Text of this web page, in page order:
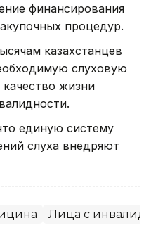
финансирования
процедур.
казахстанцев
слуховую
жизни
единую систему
слуха внедряют
Лица с